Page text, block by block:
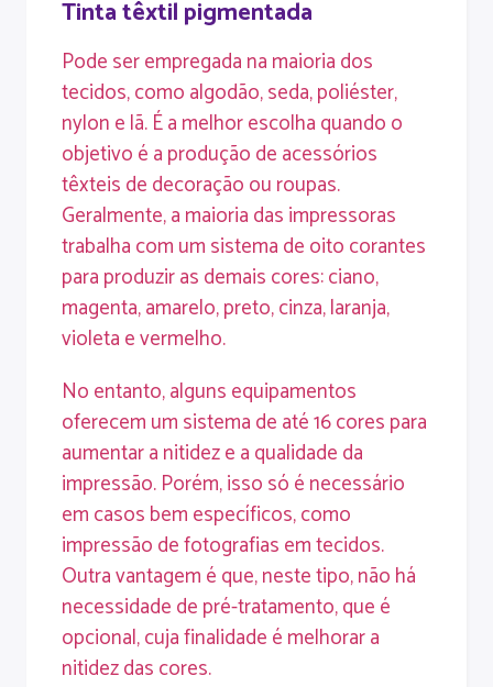
Tinta têxtil pigmentada
Pode ser empregada na maioria dos
tecidos, como algodão, seda, poliéster,
nylon e lã. É a melhor escolha quando o
objetivo é aproduçãode acessórios
têxteis de decoração ou roupas.
Geralmente, a maioria das impressoras
trabalha com um sistema de oito corantes
para produzir as demais cores: ciano,
magenta, amarelo, preto, cinza, laranja,
violeta e vermelho.
No entanto, alguns equipamentos
oferecem um sistema de até 16 cores para
aumentar a nitidez e aqualidadeda
impressão. Porém, isso só é necessário
em casos bem específicos, como
impressão de fotografias em tecidos.
Outra vantagem é que, neste tipo, não há
necessidade de pré-tratamento, que é
opcional, cuja finalidade é melhorar a
nitidez das cores.